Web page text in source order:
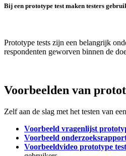
Bij een prototype test maken testers
Prototype tests zijn een belangrijk
respondenten geworven binnen de
Voorbeelden van
Zelf aan de slag met het testen van
Voorbeeld vragenlijst
Voorbeeld
Voorbeeldvideo prototype